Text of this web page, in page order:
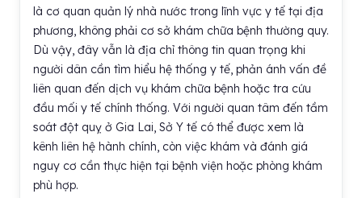
là cơ quan quản lý nhà nước trong lĩnh vực y tế tại địa
phương, không phải cơ sở khám chữa bệnh thường quy.
Dù vậy, đây vẫn là địa chỉ thông tin quan trọng khi
người dân cần tìm hiểu hệ thống y tế, phản ánh vấn đề
liên quan đến dịch vụ khám chữa bệnh hoặc tra cứu
đầu mối y tế chính thống. Với người quan tâm đến tầm
soát đột quỵ ở Gia Lai, Sở Y tế có thể được xem là
kênh liên hệ hành chính, còn việc khám và đánh giá
nguy cơ cần thực hiện tại bệnh viện hoặc phòng khám
phù hợp.